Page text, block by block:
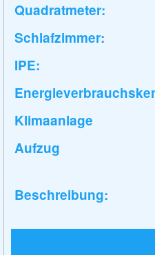
Quadratmeter:
Schlafzimmer:
IPE:
Klimaanlage
Aufzug
Beschreibung: